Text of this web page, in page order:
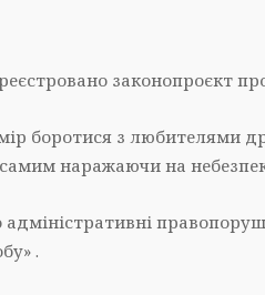
законопроєкт
боротися з любителями
наражаючи на
.